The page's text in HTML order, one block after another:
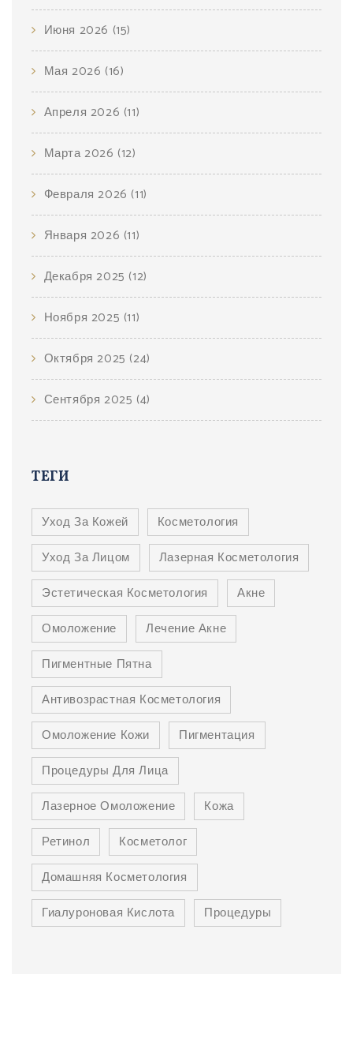
Июня 2026 (15)
Мая 2026 (16)
Апреля 2026 (11)
Марта 2026 (12)
Февраля 2026 (11)
Января 2026 (11)
Декабря 2025 (12)
Ноября 2025 (11)
Октября 2025 (24)
Сентября 2025 (4)
ТЕГИ
Уход За Кожей
Косметология
Уход За Лицом
Лазерная Косметология
Эстетическая Косметология
Акне
Омоложение
Лечение Акне
Пигментные Пятна
Антивозрастная Косметология
Омоложение Кожи
Пигментация
Процедуры Для Лица
Лазерное Омоложение
Кожа
Ретинол
Косметолог
Домашняя Косметология
Гиалуроновая Кислота
Процедуры